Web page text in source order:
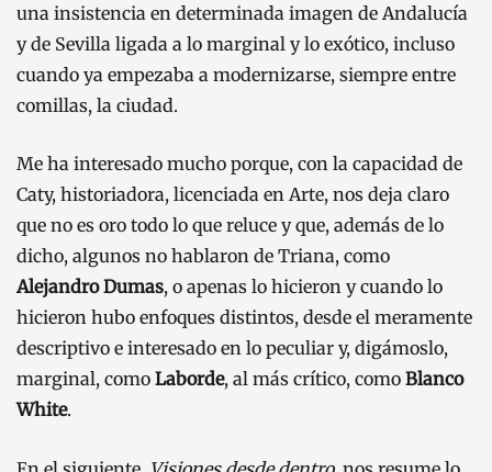
una insistencia en determinada imagen de Andalucía
y de Sevilla ligada a lo marginal y lo exótico, incluso
cuando ya empezaba a modernizarse, siempre entre
comillas, la ciudad.
Me ha interesado mucho porque, con la capacidad de
Caty, historiadora, licenciada en Arte, nos deja claro
que no es oro todo lo que reluce y que, además de lo
dicho, algunos no hablaron de Triana, como
Alejandro Dumas, o apenas lo hicieron y cuando lo
hicieron hubo enfoques distintos, desde el meramente
descriptivo e interesado en lo peculiar y, digámoslo,
marginal, como Laborde, al más crítico, como Blanco
White.